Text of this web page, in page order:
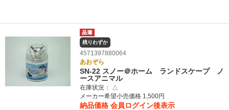
残りわずか
4571397880064
あおぞら
SN-22 スノー＠ホーム ランドスケープ ノ
ースアニマル
在庫状況：
△
メーカー希望小売価格 1,500円
納品価格 会員ログイン後表示